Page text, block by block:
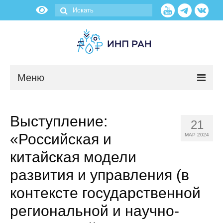
Меню
Об институте
Научные подразделения
Администрация
21
МАР 2024
Выступление:
«Российская и
китайская модели
развития и управления (в
контексте государственной
региональной и научно-